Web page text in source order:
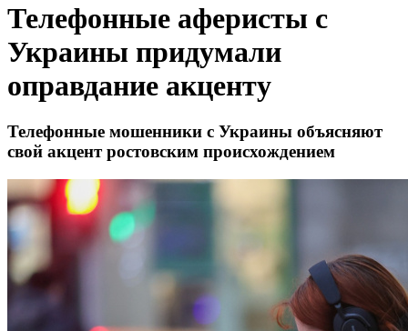
Телефонные аферисты с
Украины придумали
оправдание акценту
Телефонные мошенники с Украины объясняют
свой акцент ростовским происхождением